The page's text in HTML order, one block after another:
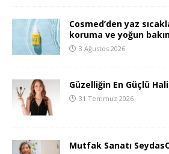
Cosmed’den yaz
koruma ve yoğun
3 Ağustos 2026
Güzelliğin En Güçlü
31 Temmuz 2026
Mutfak Sanatı